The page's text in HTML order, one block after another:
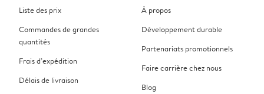
Liste des prix
Commandes de grandes
quantités
Frais d’expédition
Délais de livraison
À propos
Développement durable
Partenariats promotionnels
Faire carrière chez nous
Blog